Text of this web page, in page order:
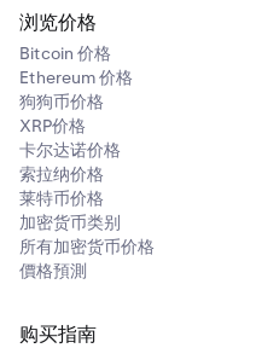
浏览价格
Bitcoin 价格
Ethereum 价格
狗狗币价格
XRP价格
卡尔达诺价格
索拉纳价格
莱特币价格
加密货币类别
所有加密货币价格
價格預測
购买指南